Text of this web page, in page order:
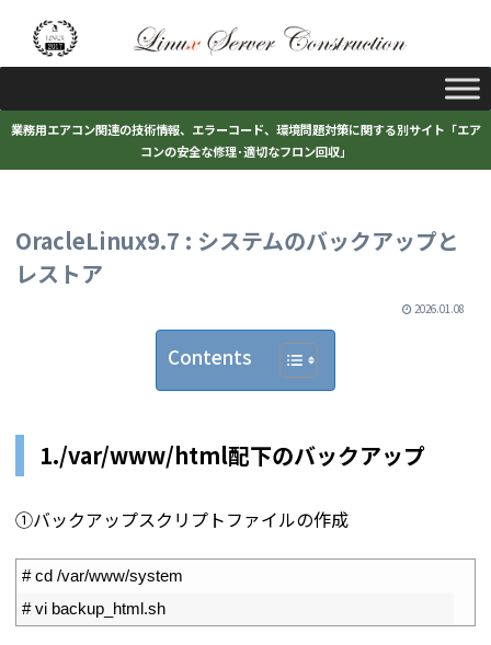
業務用エアコン関連の技術情報、エラーコード、環境問題対策に関する別サイト「エア
コンの安全な修理･適切なフロン回収」
OracleLinux9.7 : システムのバックアップと
レストア
2026.01.08
Contents
1./var/www/html配下のバックアップ
①バックアップスクリプトファイルの作成
# cd /var/www/system
# vi backup_html.sh